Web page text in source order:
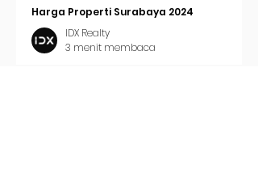
Harga Properti Surabaya 2024
IDX Realty
3 menit membaca